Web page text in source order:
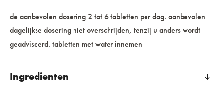
de aanbevolen dosering 2 tot 6 tabletten per dag. aanbevolen
dagelijkse dosering niet overschrijden, tenzij u anders wordt
geadviseerd. tabletten met water innemen
Ingredienten